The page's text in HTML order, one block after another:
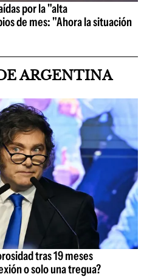
por la "alta
de mes: "Ahora la situación
ARGENTINA
tras 19 meses
o solo una tregua?